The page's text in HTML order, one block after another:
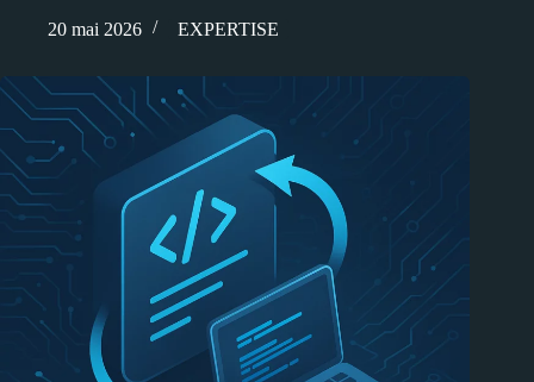
20 mai 2026
EXPERTISE